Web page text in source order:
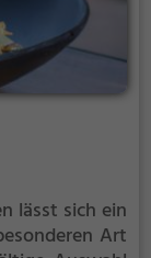
lässt sich ein
Art